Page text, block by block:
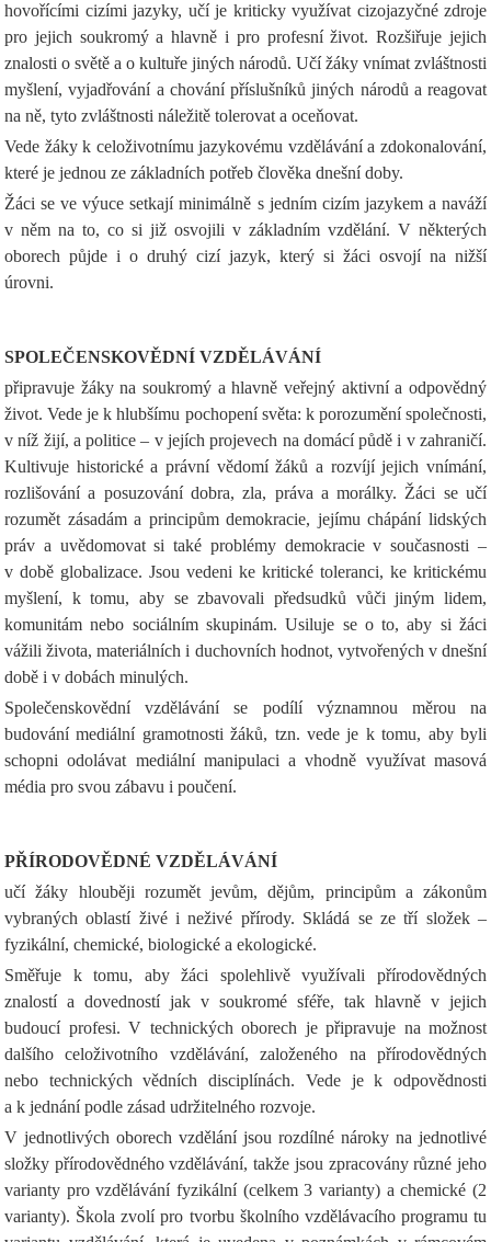
hovořícími cizími jazyky, učí je kriticky využívat cizojazyčné zdroje
pro jejich soukromý a hlavně i pro profesní život. Rozšiřuje jejich
znalosti o světě a o kultuře jiných národů. Učí žáky vnímat zvláštnosti
myšlení, vyjadřování a chování příslušníků jiných národů a reagovat
na ně, tyto zvláštnosti náležitě tolerovat a oceňovat.
Vede žáky k celoživotnímu jazykovému vzdělávání a zdokonalování,
které je jednou ze základních potřeb člověka dnešní doby.
Žáci se ve výuce setkají minimálně s jedním cizím jazykem a naváží
v něm na to, co si již osvojili v základním vzdělání. V některých
oborech půjde i o druhý cizí jazyk, který si žáci osvojí na nižší
úrovni.
SPOLEČENSKOVĚDNÍ VZDĚLÁVÁNÍ
připravuje žáky na soukromý a hlavně veřejný aktivní a odpovědný
život. Vede je k hlubšímu pochopení světa: k porozumění společnosti,
v níž žijí, a politice – v jejích projevech na domácí půdě i v zahraničí.
Kultivuje historické a právní vědomí žáků a rozvíjí jejich vnímání,
rozlišování a posuzování dobra, zla, práva a morálky. Žáci se učí
rozumět zásadám a principům demokracie, jejímu chápání lidských
práv a uvědomovat si také problémy demokracie v současnosti –
v době globalizace. Jsou vedeni ke kritické toleranci, ke kritickému
myšlení, k tomu, aby se zbavovali předsudků vůči jiným lidem,
komunitám nebo sociálním skupinám. Usiluje se o to, aby si žáci
vážili života, materiálních i duchovních hodnot, vytvořených v dnešní
době i v dobách minulých.
Společenskovědní vzdělávání se podílí významnou měrou na
budování mediální gramotnosti žáků, tzn. vede je k tomu, aby byli
schopni odolávat mediální manipulaci a vhodně využívat masová
média pro svou zábavu i poučení.
PŘÍRODOVĚDNÉ VZDĚLÁVÁNÍ
učí žáky hlouběji rozumět jevům, dějům, principům a zákonům
vybraných oblastí živé i neživé přírody. Skládá se ze tří složek –
fyzikální, chemické, biologické a ekologické.
Směřuje k tomu, aby žáci spolehlivě využívali přírodovědných
znalostí a dovedností jak v soukromé sféře, tak hlavně v jejich
budoucí profesi. V technických oborech je připravuje na možnost
dalšího celoživotního vzdělávání, založeného na přírodovědných
nebo technických vědních disciplínách. Vede je k odpovědnosti
a k jednání podle zásad udržitelného rozvoje.
V jednotlivých oborech vzdělání jsou rozdílné nároky na jednotlivé
složky přírodovědného vzdělávání, takže jsou zpracovány různé jeho
varianty pro vzdělávání fyzikální (celkem 3 varianty) a chemické (2
varianty). Škola zvolí pro tvorbu školního vzdělávacího programu tu